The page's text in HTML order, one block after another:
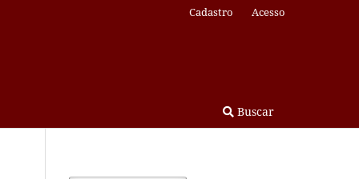
Buscar
Cadastro Acesso